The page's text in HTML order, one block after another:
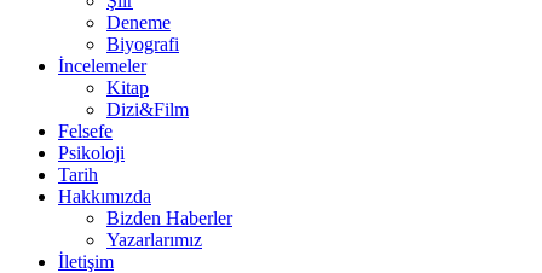
Deneme
Biyografi
İncelemeler
Kitap
Dizi&Film
Felsefe
Psikoloji
Tarih
Hakkımızda
Bizden Haberler
Yazarlarımız
İletişim